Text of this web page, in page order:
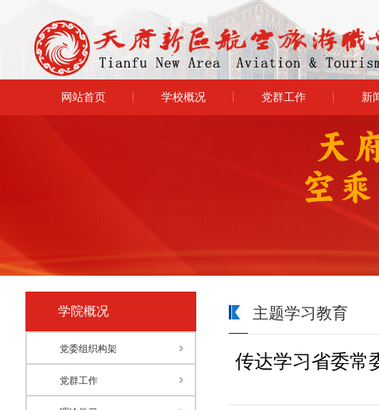
网站首页 学校概况 党群工作 新
学院概况
党委组织构架
党群工作
主题学习教育
传达学习省委常